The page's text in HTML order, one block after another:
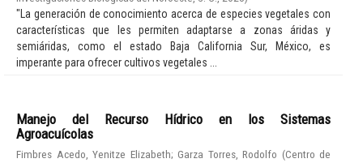
"La generación de conocimiento acerca de especies vegetales con
características que les permiten adaptarse a zonas áridas y
semiáridas, como el estado Baja California Sur, México, es
imperante para ofrecer cultivos vegetales ...
Manejo del Recurso Hídrico en los Sistemas
Agroacuícolas
Fimbres Acedo, Yenitze Elizabeth; Garza Torres, Rodolfo (Centro de